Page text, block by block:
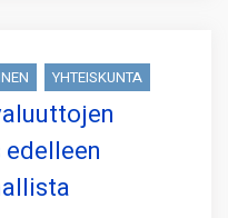
YHTEISKUNTA